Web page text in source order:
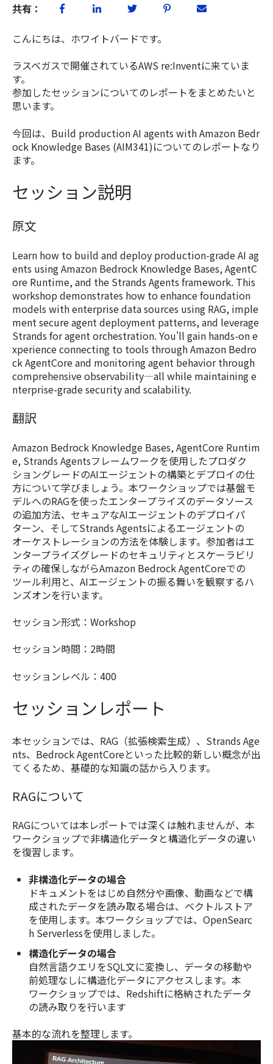
共有：
こんにちは、ホワイトバードです。
ラスベガスで開催されているAWS re:Inventに来ていま
す。
参加したセッションについてのレポートをまとめたいと
思います。
今回は、 Build production AI agents with Amazon Bedr
ock Knowledge Bases (AIM341)についてのレポートなり
ます。
セッション説明
原文
Learn how to build and deploy production-grade AI ag
ents using Amazon Bedrock Knowledge Bases, AgentC
ore Runtime, and the Strands Agents framework. This
workshop demonstrates how to enhance foundation
models with enterprise data sources using RAG, imple
ment secure agent deployment patterns, and leverage
Strands for agent orchestration. You'll gain hands-on e
xperience connecting to tools through Amazon Bedro
ck AgentCore and monitoring agent behavior through
comprehensive observability—all while maintaining e
nterprise-grade security and scalability.
翻訳
Amazon Bedrock Knowledge Bases, AgentCore Runtim
e, Strands Agentsフレームワークを使用したプロダク
ショングレードのAIエージェントの構築とデプロイの仕
方について学びましょう。本ワークショップでは基盤モ
デルへのRAGを使ったエンタープライズのデータソース
の追加方法、セキュアなAIエージェントのデプロイパ
ターン、そしてStrands Agentsによるエージェントの
オーケストレーションの方法を体験します。参加者はエ
ンタープライズグレードのセキュリティとスケーラビリ
ティの確保しながらAmazon Bedrock AgentCoreでの
ツール利用と、AIエージェントの振る舞いを観察するハ
ンズオンを行います。
セッション形式：Workshop
セッション時間：2時間
セッションレベル：400
セッションレポート
本セッションでは、RAG（拡張検索生成）、Strands Age
nts、Bedrock AgentCoreといった比較的新しい概念が出
てくるため、基礎的な知識の話から入ります。
RAGについて
RAGについては本レポートでは深くは触れませんが、本
ワークショップで非構造化データと構造化データの違い
を復習します。
非構造化データの場合
ドキュメントをはじめ自然分や画像、動画などで構
成されたデータを読み取る場合は、ベクトルストア
を使用します。本ワークショップでは、OpenSearc
h Serverlessを使用しました。
構造化データの場合
自然言語クエリをSQL文に変換し、データの移動や
前処理なしに構造化データにアクセスします。本
ワークショップでは、Redshiftに格納されたデータ
の読み取りを行います
基本的な流れを整理します。